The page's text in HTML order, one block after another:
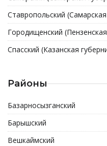
Ставропольский
Городищенский
Спасский (Казанская
Районы
Базарносызганский
Барышский
Вешкаймский